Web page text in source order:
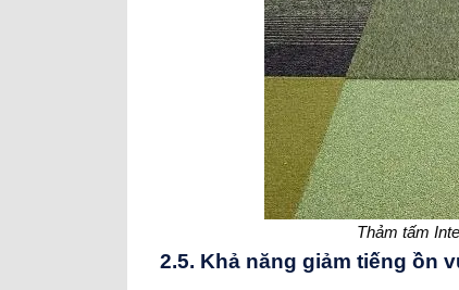
Thảm tấm
2.5. Khả năng giảm tiếng ồn